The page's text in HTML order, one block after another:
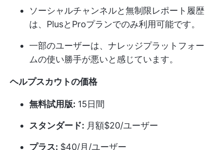
ソーシャルチャンネルと無制限レポート履歴
は、PlusとProプランでのみ利用可能です。
一部のユーザーは、ナレッジプラットフォー
ムの使い勝手が悪いと感じています。
ヘルプスカウトの価格
無料試用版: 15日間
スタンダード: 月額$20/ユーザー
プラス: $40/月/ユーザー